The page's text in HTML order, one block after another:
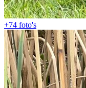
+74 foto's